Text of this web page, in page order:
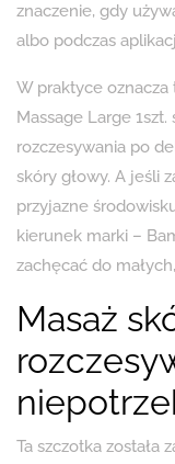
znaczenie, gdy
albo podczas
W praktyce oznacza
Massage Large
rozczesywania po
skóry głowy. A jeśli
przyjazne
kierunek marki –
zachęcać do
Masaż
Ta szczotka została